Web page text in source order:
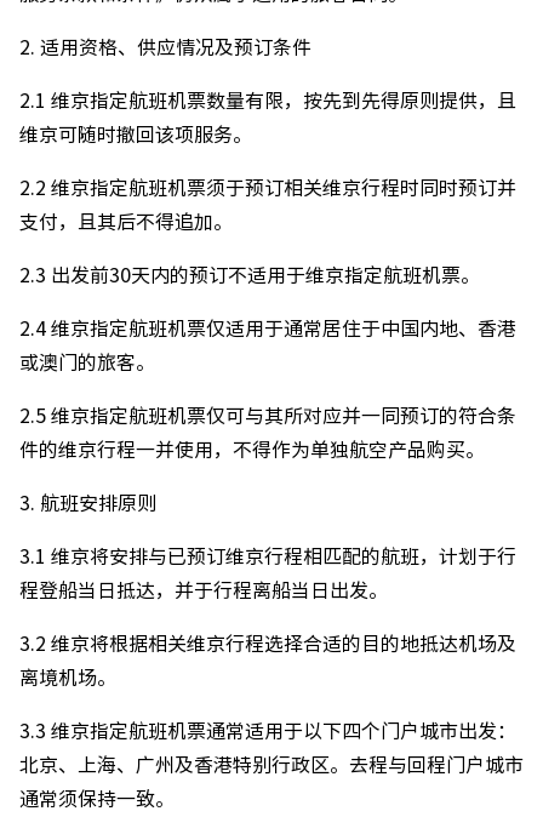
2. 适用资格、供应情况及预订条件
2.1 维京指定航班机票数量有限，按先到先得原则提供，且
维京可随时撤回该项服务。
2.2 维京指定航班机票须于预订相关维京行程时同时预订并
支付，且其后不得追加。
2.3 出发前30天内的预订不适用于维京指定航班机票。
2.4 维京指定航班机票仅适用于通常居住于中国内地、香港
或澳门的旅客。
2.5 维京指定航班机票仅可与其所对应并一同预订的符合条
件的维京行程一并使用，不得作为单独航空产品购买。
3. 航班安排原则
3.1 维京将安排与已预订维京行程相匹配的航班，计划于行
程登船当日抵达，并于行程离船当日出发。
3.2 维京将根据相关维京行程选择合适的目的地抵达机场及
离境机场。
3.3 维京指定航班机票通常适用于以下四个门户城市出发：
北京、上海、广州及香港特别行政区。去程与回程门户城市
通常须保持一致。